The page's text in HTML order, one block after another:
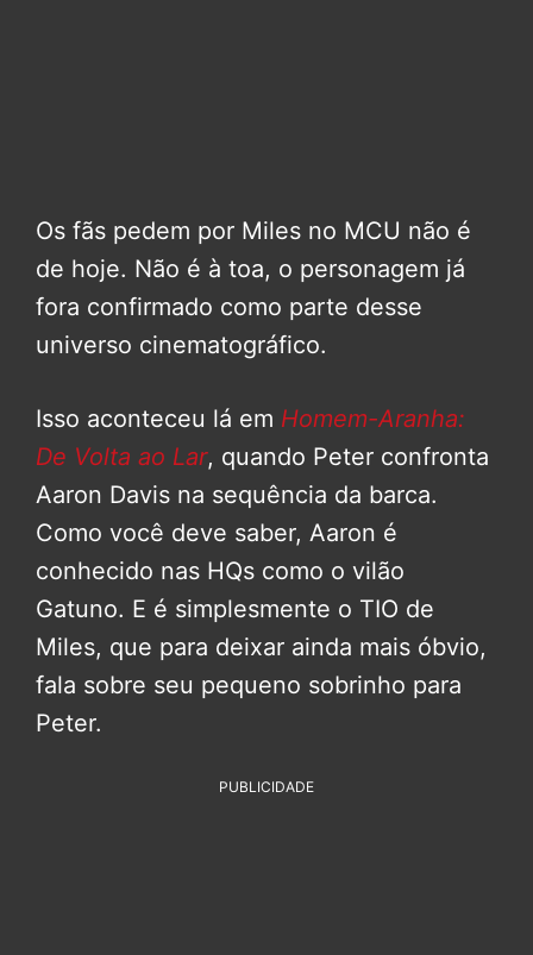
Os fãs pedem por Miles no MCU não é
de hoje. Não é à toa, o personagem já
fora confirmado como parte desse
universo cinematográfico.
Isso aconteceu lá em Homem-Aranha:
De Volta ao Lar, quando Peter confronta
Aaron Davis na sequência da barca.
Como você deve saber, Aaron é
conhecido nas HQs como o vilão
Gatuno. E é simplesmente o TIO de
Miles, que para deixar ainda mais óbvio,
fala sobre seu pequeno sobrinho para
Peter.
PUBLICIDADE